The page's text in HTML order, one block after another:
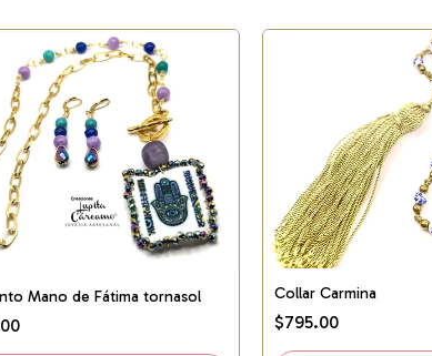
Mano de Fátima tornasol Collar Carmina
$795.00